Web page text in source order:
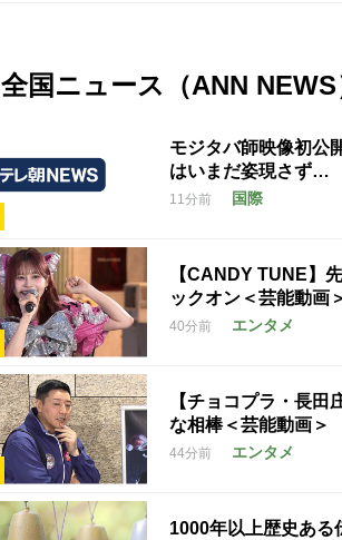
全国ニュース（ANN NEWS
モジタバ師映像初公
はいまだ姿現さず…
11分前 国際
【CANDY TUNE】
ックオン＜芸能動画
40分前 エンタメ
【チョコプラ・長
な相棒＜芸能動画＞
44分前 エンタメ
1000年以上歴史あ